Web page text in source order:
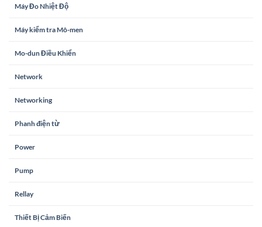
Máy Đo Nhiệt Độ
Máy kiểm tra Mô-men
Mo-dun Điều Khiển
Network
Networking
Phanh điện từ
Power
Pump
Rellay
Thiết Bị Cảm Biến